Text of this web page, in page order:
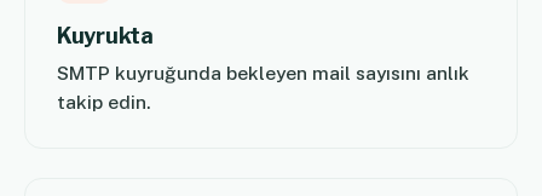
Kuyrukta
SMTP kuyruğunda bekleyen mail sayısını anlık
takip edin.